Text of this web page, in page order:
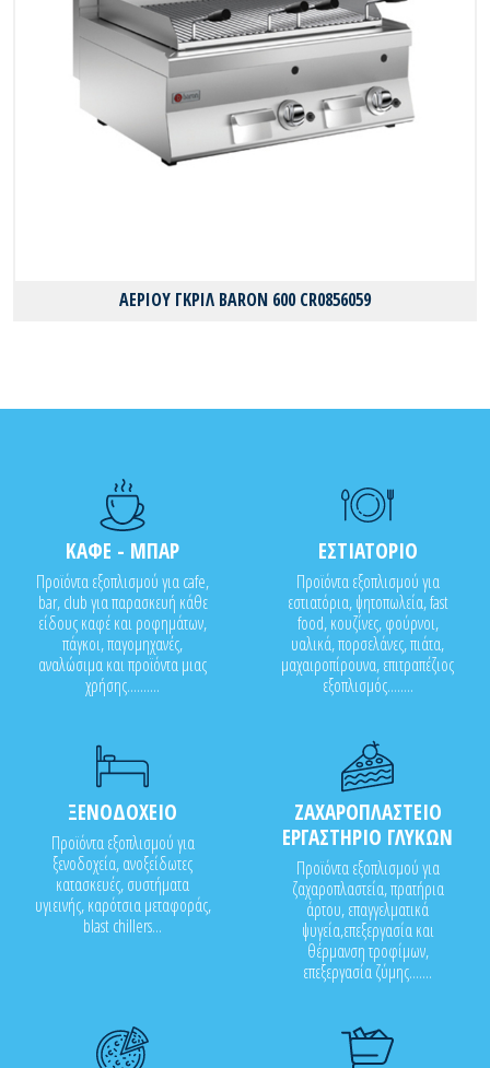
ΑΕΡΙΟΥ ΓΚΡΙΛ BARON 600 CR0856059
ΚΑΦΕ - ΜΠΑΡ
Προϊόντα εξοπλισμού για cafe,
bar, club για παρασκευή κάθε
είδους καφέ και ροφημάτων,
πάγκοι, παγομηχανές,
αναλώσιμα και προϊόντα μιας
χρήσης..........
ΕΣΤΙΑΤΟΡΙΟ
Προϊόντα εξοπλισμού για
εστιατόρια, ψητοπωλεία, fast
food, κουζίνες, φούρνοι,
υαλικά, πορσελάνες, πιάτα,
μαχαιροπίρουνα, επιτραπέζιος
εξοπλισμός........
ΞΕΝΟΔΟΧΕΙΟ
Προϊόντα εξοπλισμού για
ξενοδοχεία, ανοξείδωτες
κατασκευές, συστήματα
υγιεινής, καρότσια μεταφοράς,
blast chillers...
ΖΑΧΑΡΟΠΛΑΣΤΕΙΟ
ΕΡΓΑΣΤΗΡΙΟ ΓΛΥΚΩΝ
Προϊόντα εξοπλισμού για
ζαχαροπλαστεία, πρατήρια
άρτου, επαγγελματικά
ψυγεία,επεξεργασία και
θέρμανση τροφίμων,
επεξεργασία ζύμης.......